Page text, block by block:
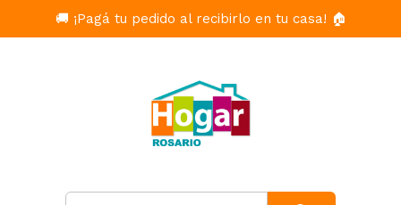
🚚 ¡Pagá tu pedido al recibirlo en tu casa! 🏠